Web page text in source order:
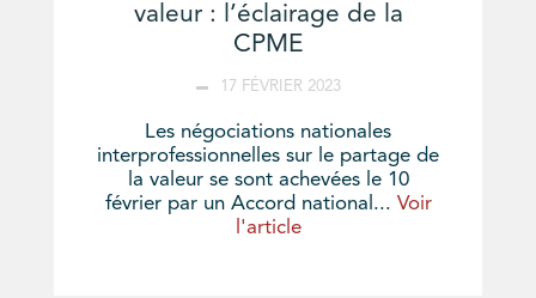
valeur : l’éclairage de la
CPME
17 FÉVRIER 2023
Les négociations nationales
interprofessionnelles sur le partage de
la valeur se sont achevées le 10
février par un Accord national... Voir
l'article